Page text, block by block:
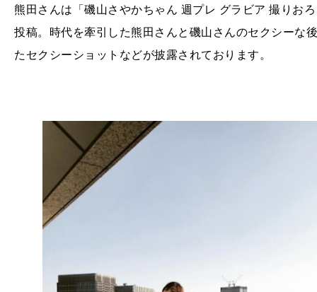
熊田さんは「磯山さやかちゃん 週プレ グラビア 撮りお
投稿。時代を牽引した熊田さんと磯山さんのセクシーな
たセクシーショットなどが披露されております。